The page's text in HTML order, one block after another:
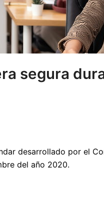
segura
desarrollado por el
del año 2020.